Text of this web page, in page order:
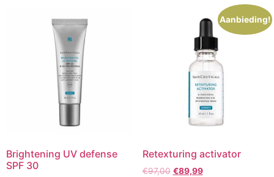
Brightening UV defense
SPF 30
Aanbieding!
Retexturing activator
€97,00 Oorspronkelijke
€89,99Huidige